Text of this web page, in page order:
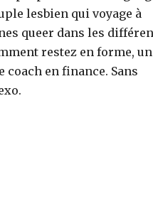
lesbien qui voyage à
queer dans les
restez en forme,
coach en finance. Sans